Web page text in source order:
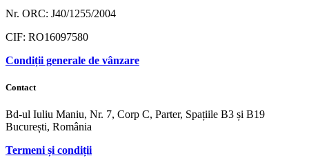
Nr. ORC: J40/1255/2004
CIF: RO16097580
Condiții generale de vânzare
Contact
Bd-ul Iuliu Maniu, Nr. 7, Corp C, Parter, Spațiile B3 și B19
București, România
Termeni și condiții